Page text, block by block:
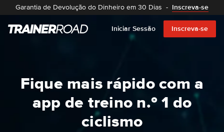
Garantia de Devolução do Dinheiro em 30 Dias - Inscreva-se
Iniciar Sessão Inscreva-se
Fique mais rápido com a
app de treino n.º 1 do
ciclismo